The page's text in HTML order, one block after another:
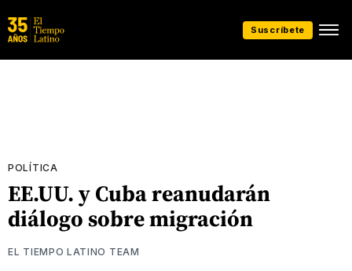
Suscríbete
POLÍTICA
EE.UU. y Cuba reanudarán
diálogo sobre migración
EL TIEMPO LATINO TEAM